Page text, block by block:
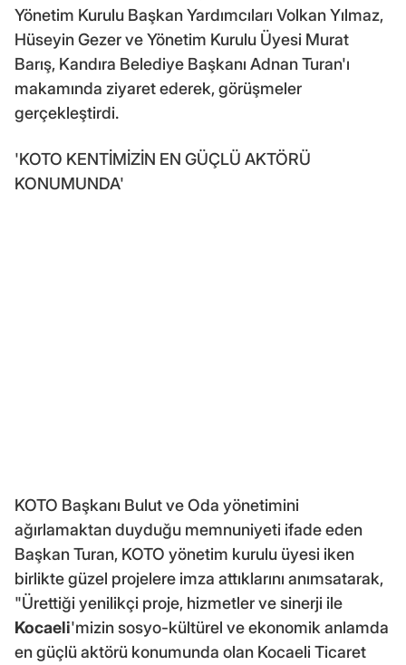
Yönetim Kurulu Başkan Yardımcıları Volkan Yılmaz,
Hüseyin Gezer ve Yönetim Kurulu Üyesi Murat
Barış, Kandıra Belediye Başkanı Adnan Turan'ı
makamında ziyaret ederek, görüşmeler
gerçekleştirdi.
'KOTO KENTİMİZİN EN GÜÇLÜ AKTÖRÜ
KONUMUNDA'
KOTO Başkanı Bulut ve Oda yönetimini
ağırlamaktan duyduğu memnuniyeti ifade eden
Başkan Turan, KOTO yönetim kurulu üyesi iken
birlikte güzel projelere imza attıklarını anımsatarak,
"Ürettiği yenilikçi proje, hizmetler ve sinerji ile
Kocaeli'mizin sosyo-kültürel ve ekonomik anlamda
en güçlü aktörü konumunda olan Kocaeli Ticaret